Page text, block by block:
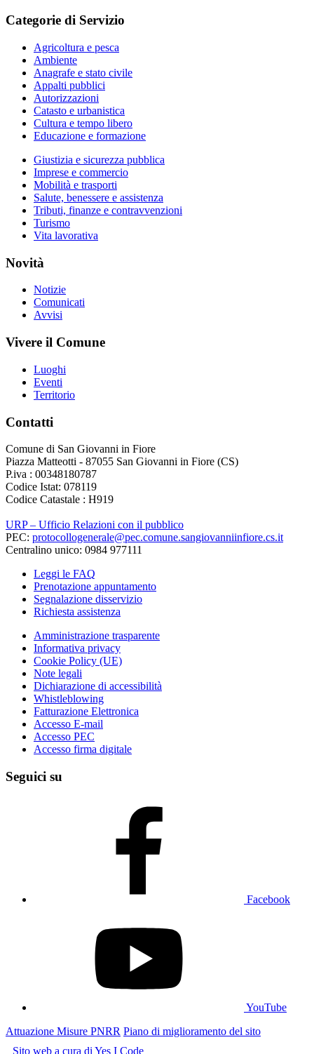
Categorie di Servizio
Agricoltura e pesca
Ambiente
Anagrafe e stato civile
Appalti pubblici
Autorizzazioni
Catasto e urbanistica
Cultura e tempo libero
Educazione e formazione
Giustizia e sicurezza pubblica
Imprese e commercio
Mobilità e trasporti
Salute, benessere e assistenza
Tributi, finanze e contravvenzioni
Turismo
Vita lavorativa
Novità
Notizie
Comunicati
Avvisi
Vivere il Comune
Luoghi
Eventi
Territorio
Contatti
Comune di San Giovanni in Fiore
Piazza Matteotti - 87055 San Giovanni in Fiore (CS)
P.iva : 00348180787
Codice Istat: 078119
Codice Catastale : H919
URP – Ufficio Relazioni con il pubblico
PEC: protocollogenerale@pec.comune.sangiovanniinfiore.cs.it
Centralino unico: 0984 977111
Leggi le FAQ
Prenotazione appuntamento
Segnalazione disservizio
Richiesta assistenza
Amministrazione trasparente
Informativa privacy
Cookie Policy (UE)
Note legali
Dichiarazione di accessibilità
Whistleblowing
Fatturazione Elettronica
Accesso E-mail
Accesso PEC
Accesso firma digitale
Seguici su
Facebook
YouTube
Attuazione Misure PNRR Piano di miglioramento del sito
Sito web a cura di Yes I Code